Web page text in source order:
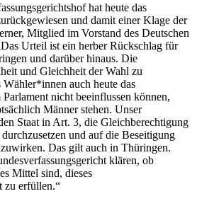
hat heute das
und damit einer Klage der
Mitglied im Vorstand des Deutschen
Urteil ist ein herber Rückschlag für
und darüber hinaus. Die
und Gleichheit der Wahl zu
auch heute das
nicht beeinflussen können,
Männer stehen. Unser
Staat in Art. 3, die Gleichberechtigung
und auf die Beseitigung
Das gilt auch in Thüringen.
klären, ob
Mittel sind, dieses
zu erfüllen.“